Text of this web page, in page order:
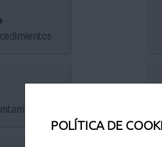
POLÍTICA DE